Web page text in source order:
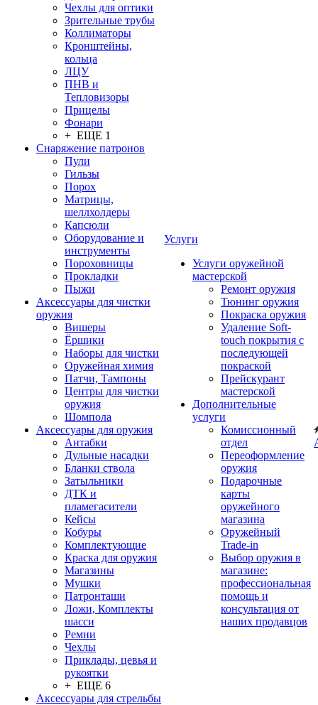
Чехлы для оптики
Зрительные трубы
Коллиматоры
Кронштейны,
кольца
ЛЦУ
ПНВ и
Тепловизоры
Прицелы
Фонари
+ ЕЩЕ 1
Снаряжение патронов
Пули
Гильзы
Порох
Матрицы,
шеллхолдеры
Капсюли
Оборудование и
инструменты
Пороховницы
Прокладки
Пыжи
Аксессуары для чистки
оружия
Вишеры
Ёршики
Наборы для чистки
Оружейная химия
Патчи, Тампоны
Центры для чистки
оружия
Шомпола
Аксессуары для оружия
Антабки
Дульные насадки
Бланки ствола
Затыльники
ДТК и
пламегасители
Кейсы
Кобуры
Комплектующие
Краска для оружия
Магазины
Мушки
Патронташи
Ложи, Комплекты
шасси
Ремни
Чехлы
Приклады, цевья и
рукоятки
+ ЕЩЕ 6
Аксессуары для стрельбы
Услуги
Услуги оружейной
мастерской
Ремонт оружия
Тюнинг оружия
Покраска оружия
Удаление Soft-
touch покрытия с
последующей
покраской
Прейскурант
мастерской
Дополнительные
услуги
Комиссионный
отдел
Переоформление
оружия
Подарочные
карты
оружейного
магазина
Оружейный
Trade-in
Выбор оружия в
магазине:
профессиональная
помощь и
консультация от
наших продавцов